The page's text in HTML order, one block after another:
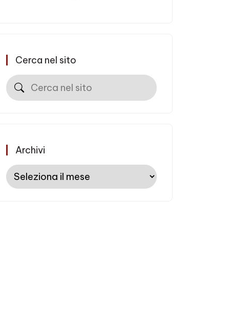
Cerca nel sito
Cerca
Archivi
Archivi